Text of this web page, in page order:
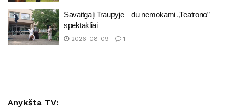
Savaitgalį Traupyje – du nemokami „Teatrono”
spektakliai
2026-08-09 1
Anykšta TV: